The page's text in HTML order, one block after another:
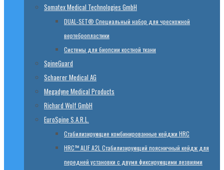
Somatex Medical Technologies GmbH
DUAL-SET® Специальный набор для чрескожной
вертебропластики
Системы для биопсии костной ткани
SpineGuard
Schaerer Medical AG
Megadyne Medical Products
Richard Wolf GmbH
EuroSpine S.A.R.L.
Стабилизирующие комбинированные кейджи HRC
HRC™ ALIF A2L Стабилизирующий поясничный кейдж для
передней установки с двумя фиксирующими лезвиями